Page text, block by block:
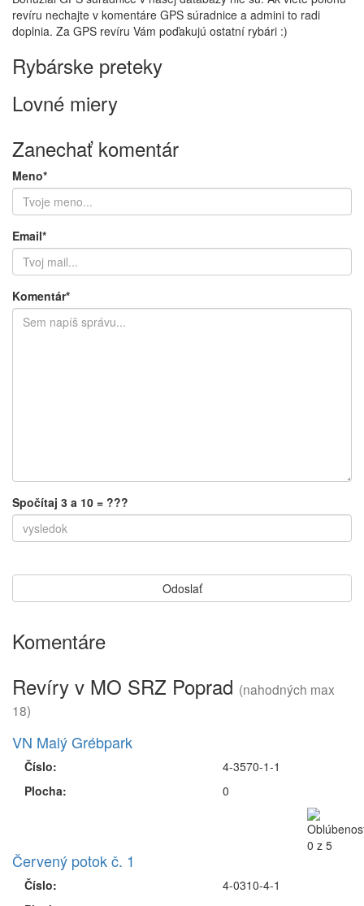
revíru nechajte v komentáre GPS súradnice a admini to radi
doplnia. Za GPS revíru Vám poďakujú ostatní rybári :)
Rybárske preteky
Lovné miery
Zanechať komentár
Meno*
Email*
Komentár*
Spočítaj 3 a 10 = ???
Komentáre
Revíry v MO SRZ Poprad (nahodných max
18)
VN Malý Grébpark
Číslo:
Plocha:
4-3570-1-1
0
Červený potok č. 1
Číslo:
4-0310-4-1